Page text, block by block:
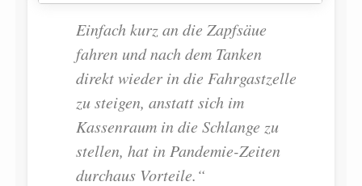
Einfach kurz an die Zapfsäue
fahren und nach dem Tanken
direkt wieder in die Fahrgastzelle
zu steigen, anstatt sich im
Kassenraum in die Schlange zu
stellen, hat in Pandemie-Zeiten
durchaus Vorteile.“